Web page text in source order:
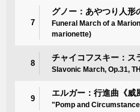
7
グノー：あやつり人形
Funeral March of a
marionette)
8
チャイコフスキー：ス
Slavonic March, Op.31,
9
エルガー：行進曲《威
"Pomp and